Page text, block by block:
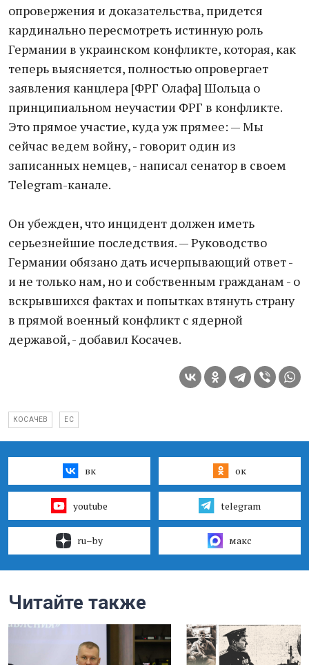
опровержения и доказательства, придется
кардинально пересмотреть истинную роль
Германии в украинском конфликте, которая, как
теперь выясняется, полностью опровергает
заявления канцлера [ФРГ Олафа] Шольца о
принципиальном неучастии ФРГ в конфликте.
Это прямое участие, куда уж прямее: — Мы
сейчас ведем войну, - говорит один из
записанных немцев, - написал сенатор в своем
Telegram-канале.
Он убежден, что инцидент должен иметь
серьезнейшие последствия. — Руководство
Германии обязано дать исчерпывающий ответ -
и не только нам, но и собственным гражданам - о
вскрывшихся фактах и попытках втянуть страну
в прямой военный конфликт с ядерной
державой, - добавил Косачев.
КОСАЧЕВ ЕС
вк ок
youtube telegram
ru–by макс
Читайте также